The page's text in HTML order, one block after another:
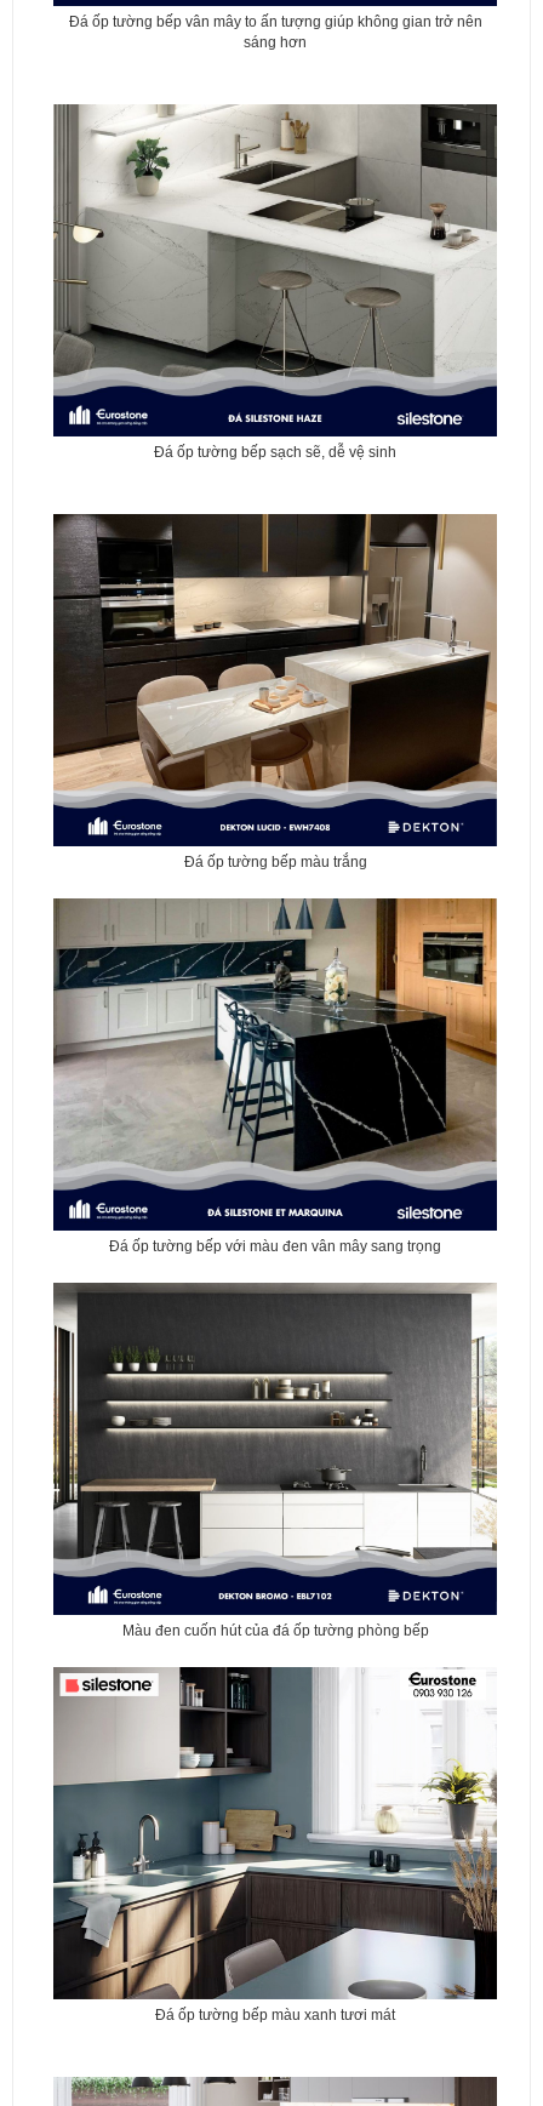
Đá ốp tường bếp vân mây to ấn tượng giúp không gian trở nên
sáng hơn
Đá ốp tường bếp sạch sẽ, dễ vệ sinh
Đá ốp tường bếp màu trắng
Đá ốp tường bếp với màu đen vân mây sang trọng
Màu đen cuốn hút của đá ốp tường phòng bếp
Đá ốp tường bếp màu xanh tươi mát